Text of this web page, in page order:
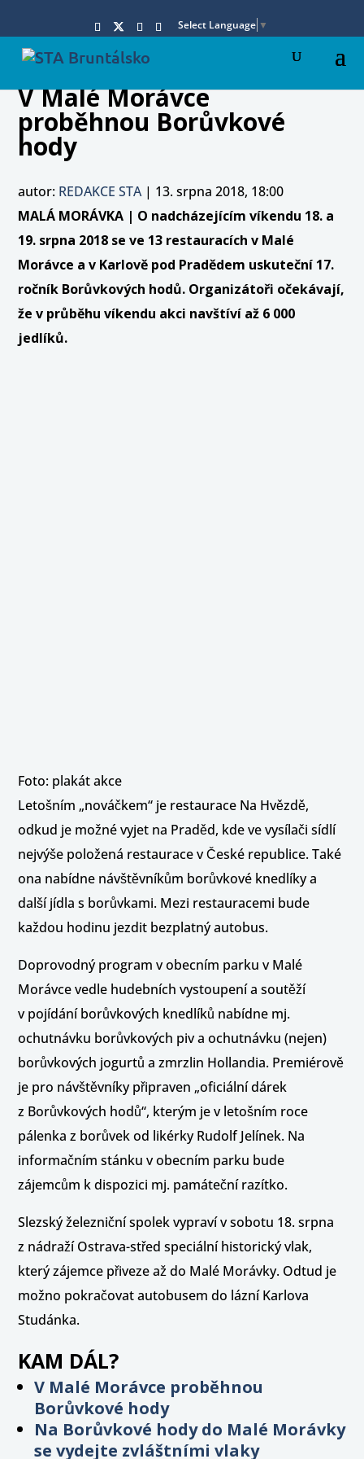
Select Language ▼
V Malé Morávce
proběhnou Borůvkové
hody
autor: REDAKCE STA| 13. srpna 2018, 18:00
MALÁ MORÁVKA | O nadcházejícím víkendu 18. a
19. srpna 2018 se ve 13 restauracích v Malé
Morávce a v Karlově pod Pradědem uskuteční 17.
ročník Borůvkových hodů. Organizátoři očekávají,
že v průběhu víkendu akci navštíví až 6 000
jedlíků.
Foto: plakát akce
Letošním „nováčkem“ je restaurace Na Hvězdě,
odkud je možné vyjet na Praděd, kde ve vysílači sídlí
nejvýše položená restaurace v České republice. Také
ona nabídne návštěvníkům borůvkové knedlíky a
další jídla s borůvkami. Mezi restauracemi bude
každou hodinu jezdit bezplatný autobus.
Doprovodný program v obecním parku v Malé
Morávce vedle hudebních vystoupení a soutěží
v pojídání borůvkových knedlíků nabídne mj.
ochutnávku borůvkových piv a ochutnávku (nejen)
borůvkových jogurtů a zmrzlin Hollandia. Premiérově
je pro návštěvníky připraven „oficiální dárek
z Borůvkových hodů“, kterým je v letošním roce
pálenka z borůvek od likérky Rudolf Jelínek. Na
informačním stánku v obecním parku bude
zájemcům k dispozici mj. památeční razítko.
Slezský železniční spolek vypraví v sobotu 18. srpna
z nádraží Ostrava-střed speciální historický vlak,
který zájemce přiveze až do Malé Morávky. Odtud je
možno pokračovat autobusem do lázní Karlova
Studánka.
KAM DÁL?
V Malé Morávce proběhnou
Borůvkové hody
Na Borůvkové hody do Malé Morávky
se vydejte zvláštními vlaky